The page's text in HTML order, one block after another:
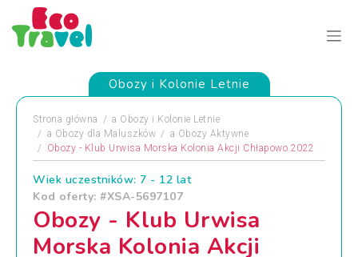
Obozy i Kolonie Letnie
Strona główna a Obozy i Kolonie Letnie
a Obozy dla Maluszków a Obozy Aktywne
Obozy - Klub Urwisa Morska Kolonia Akcji Chłapowo 2022
Wiek uczestników: 7 - 12 lat
Kod oferty: #XSA-5697107
Obozy - Klub Urwisa
Morska Kolonia Akcji